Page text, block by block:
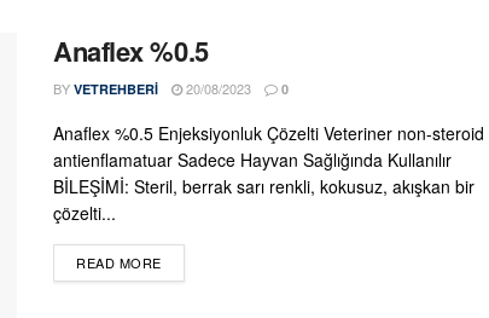
Anaflex %0.5
BY VETREHBERI 20/08/2023 0
Anaflex %0.5 Enjeksiyonluk Çözelti Veteriner non-steroid
antienflamatuar Sadece Hayvan Sağlığında Kullanılır
BİLEŞİMİ: Steril, berrak sarı renkli, kokusuz, akışkan bir
çözelti...
READ MOREDETAILS